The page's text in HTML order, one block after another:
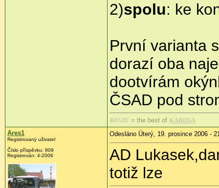
2)spolu: ke
První varianta
dorazí oba
dootvírám
ČSAD pod
B952E = the best of KAROSA
Ares1
Registrovaný uživatel
Číslo příspěvku: 909
Registrován: 4-2006
Odesláno Úterý, 19. prosince 2006 -
AD
totiž lze